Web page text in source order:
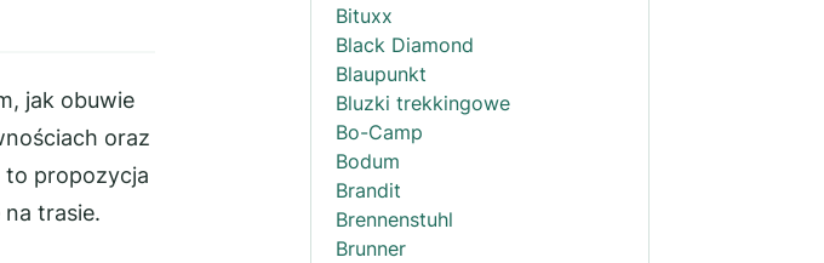
jak obuwie
oraz
to propozycja
trasie.
Bituxx
Black Diamond
Blaupunkt
Bluzki trekkingowe
Bo-Camp
Bodum
Brandit
Brennenstuhl
Brunner